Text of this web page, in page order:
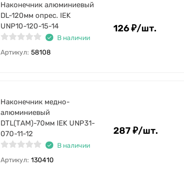
Наконечник алюминиевый
DL-120мм опрес. IEK
UNP10-120-15-14
В наличии
Артикул: 58108
126₽/шт.
Наконечник медно-
алюминиевый
DTL(ТАМ)-70мм IEK UNP31-
070-11-12
В наличии
Артикул: 130410
287 ₽/шт.